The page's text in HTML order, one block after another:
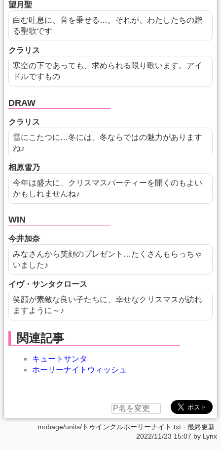
望月聖
白む吐息に、音を乗せる…。それが、わたしたちの贈
る聖歌です
クラリス
寒空の下であっても、求められる限り歌います。アイ
ドルですもの
DRAW
クラリス
雪にこたつに…冬には、冬ならではの魅力があります
ね♪
相原雪乃
今年は盛大に、クリスマスパーティーを開くのもよい
かもしれませんね♪
WIN
今井加奈
みなさんから笑顔のプレゼント…たくさんもらっちゃ
いました♪
イヴ・サンタクロース
笑顔が素敵な良い子たちに、幸せなクリスマスが訪れ
ますように～♪
関連記事
キュートサンタ
ホーリーナイトウィッシュ
mobage/units/トゥインクルホーリーナイト.txt · 最終更新:
2022/11/23 15:07 by Lynx